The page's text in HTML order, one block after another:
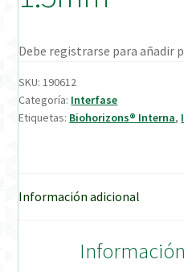
Welcome to DELTA
Debe registrarse para añadir
SKU:190612
Categoría: Interfase
Etiquetas: Biohorizons® Interna,
Información adicional